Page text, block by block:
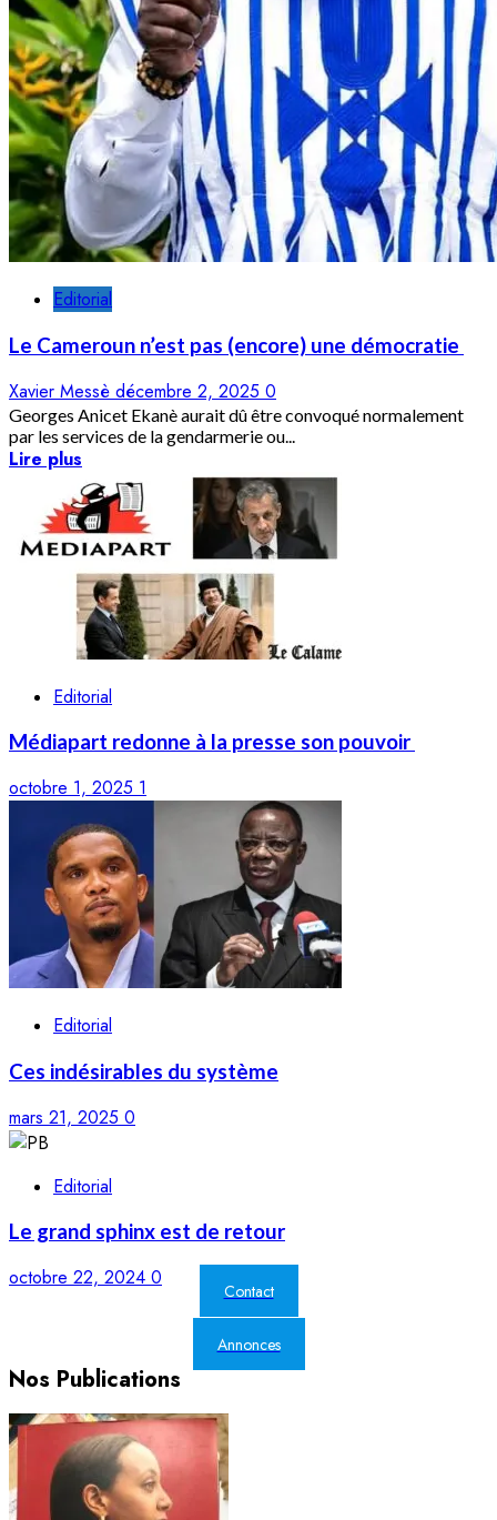
Editorial
Le Cameroun n’est pas (encore) une démocratie
Xavier Messè décembre 2, 2025 0
Georges Anicet Ekanè aurait dû être convoqué normalement
par les services de la gendarmerie ou...
Lire plus
Editorial
Médiapart redonne à la presse son pouvoir
octobre 1, 2025 1
Editorial
Ces indésirables du système
mars 21, 2025 0
Editorial
Le grand sphinx est de retour
octobre 22, 2024 0
Contact
Annonces
Nos Publications